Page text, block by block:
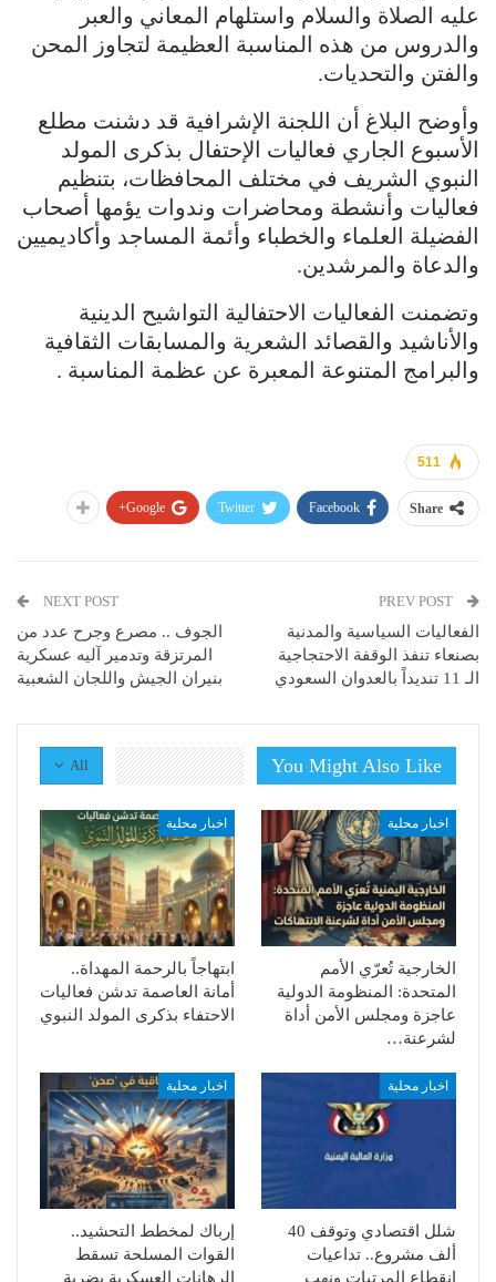
عليه الصلاة والسلام واستلهام المعاني والعبر
والدروس من هذه المناسبة العظيمة لتجاوز المحن
والفتن والتحديات.
وأوضح البلاغ أن اللجنة الإشرافية قد دشنت مطلع
الأسبوع الجاري فعاليات الإحتفال بذكرى المولد
النبوي الشريف في مختلف المحافظات، بتنظيم
فعاليات وأنشطة ومحاضرات وندوات يؤمها أصحاب
الفضيلة العلماء والخطباء وأئمة المساجد وأكاديميين
والدعاة والمرشدين.
وتضمنت الفعاليات الاحتفالية التواشيح الدينية
والأناشيد والقصائد الشعرية والمسابقات الثقافية
والبرامج المتنوعة المعبرة عن عظمة المناسبة .
511
Share
Facebook
Twitter
Google+
الفعاليات السياسية والمدنية
بصنعاء تنفذ الوقفة الاحتجاجية
الـ 11 تنديداً بالعدوان السعودي
NEXT POST
الجوف .. مصرع وجرح عدد من
المرتزقة وتدمير آليه عسكرية
بنيران الجيش واللجان الشعبية
All You Might Also Like
اخبار محلية
الخارجية تُعرّي الأمم
المتحدة: المنظومة الدولية
عاجزة ومجلس الأمن أداة
لشرعنة…
اخبار محلية
ابتهاجاً بالرحمة المهداة..
أمانة العاصمة تدشن فعاليات
الاحتفاء بذكرى المولد النبوي
اخبار محلية
شلل اقتصادي وتوقف 40
ألف مشروع.. تداعيات
انقطاع المرتبات ونهب
اخبار محلية
إرباك لمخطط التحشيد..
القوات المسلحة تسقط
الرهانات العسكرية بضربة